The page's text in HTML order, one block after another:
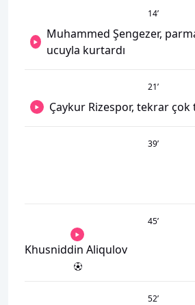
14’
Muhammed Şengezer,
ucuyla kurtardı
21’
Çaykur Rizespor, tekrar
39’
45’
Khusniddin Aliqulov
52’